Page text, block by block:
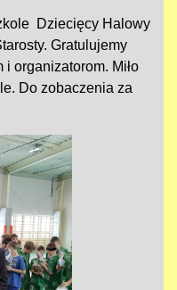
Dziecięcy Halowy
Gratulujemy
i organizatorom. Miło
Do zobaczenia za